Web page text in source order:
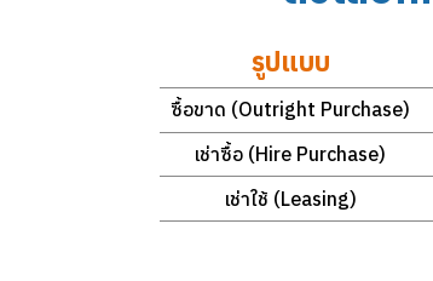
รูปแบบ
ซื้อขาด (Outright Purchase)
เช่าซื้อ (Hire Purchase)
เช่าใช้ (Leasing)